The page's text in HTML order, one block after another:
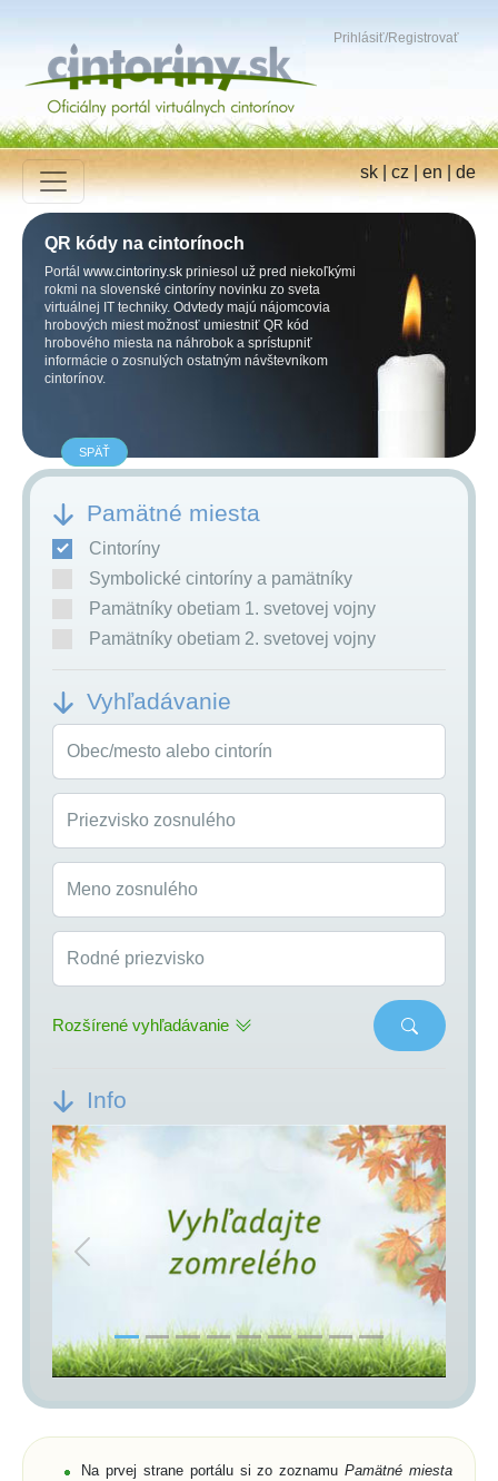
Prihlásiť/Registrovať
sk|cz|en|de
QR kódy na cintorínoch
Portál www.cintoriny.sk priniesol už pred niekoľkými
rokmi na slovenské cintoríny novinku zo sveta
virtuálnej IT techniky. Odvtedy majú nájomcovia
hrobových miest možnosť umiestniť QR kód
hrobového miesta na náhrobok a sprístupniť
informácie o zosnulých ostatným návštevníkom
cintorínov.
SPÄŤ
Pamätné miesta
Cintoríny
Symbolické cintoríny a pamätníky
Pamätníky obetiam 1. svetovej vojny
Pamätníky obetiam 2. svetovej vojny
Vyhľadávanie
Obec/mesto alebo cintorín
Priezvisko zosnulého
Meno zosnulého
Rodné priezvisko
Rozšírené vyhľadávanie
Info
Previous Next
Na prvej strane portálu si zo zoznamuPamätné miesta